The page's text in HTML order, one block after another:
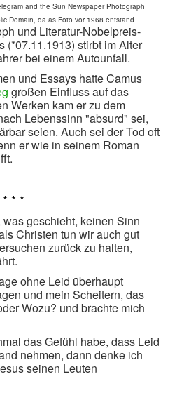
and the Sun Newspaper Photograph
Domain, da as Foto vor 1968 entstand
und Literatur-Nobelpreis-
(*07.11.1913) stirbt im Alter
bei einem Autounfall.
und Essays hatte Camus
großen Einfluss auf das
Werken kam er zu dem
Lebenssinn "absurd" sei,
seien. Auch sei der Tod oft
er wie in seinem Roman
* * *
geschieht, keinen Sinn
Christen tun wir auch gut
zurück zu halten,
ohne Leid überhaupt
und mein Scheitern, das
Wozu? und brachte mich
das Gefühl habe, dass Leid
nehmen, dann denke ich
seinen Leuten